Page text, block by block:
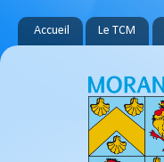
Accueil Le TCM